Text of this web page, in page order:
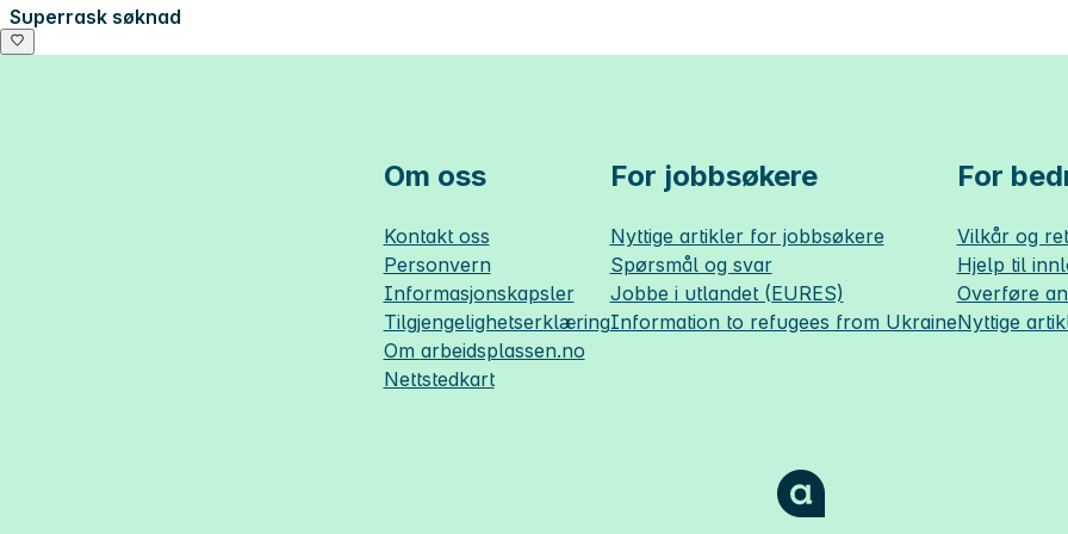
Superrask søknad
Om oss
Kontakt oss
Personvern
Informasjonskapsler
Tilgjengelighetserklæring
Om arbeidsplassen.no
Nettstedkart
For jobbsøkere
Nyttige artikler for jobbsøkere
Spørsmål og svar
Jobbe i utlandet (EURES)
Information to refugees from Ukraine
For
Vilkår og
Hjelp til
Overføre
Nyttige